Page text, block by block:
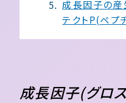
成長因子の産
テクトP(ペプ
成長因子(グロ